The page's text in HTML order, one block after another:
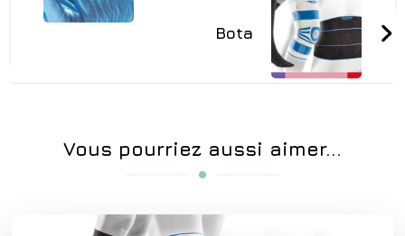
Bota
Vous pourriez aussi aimer...